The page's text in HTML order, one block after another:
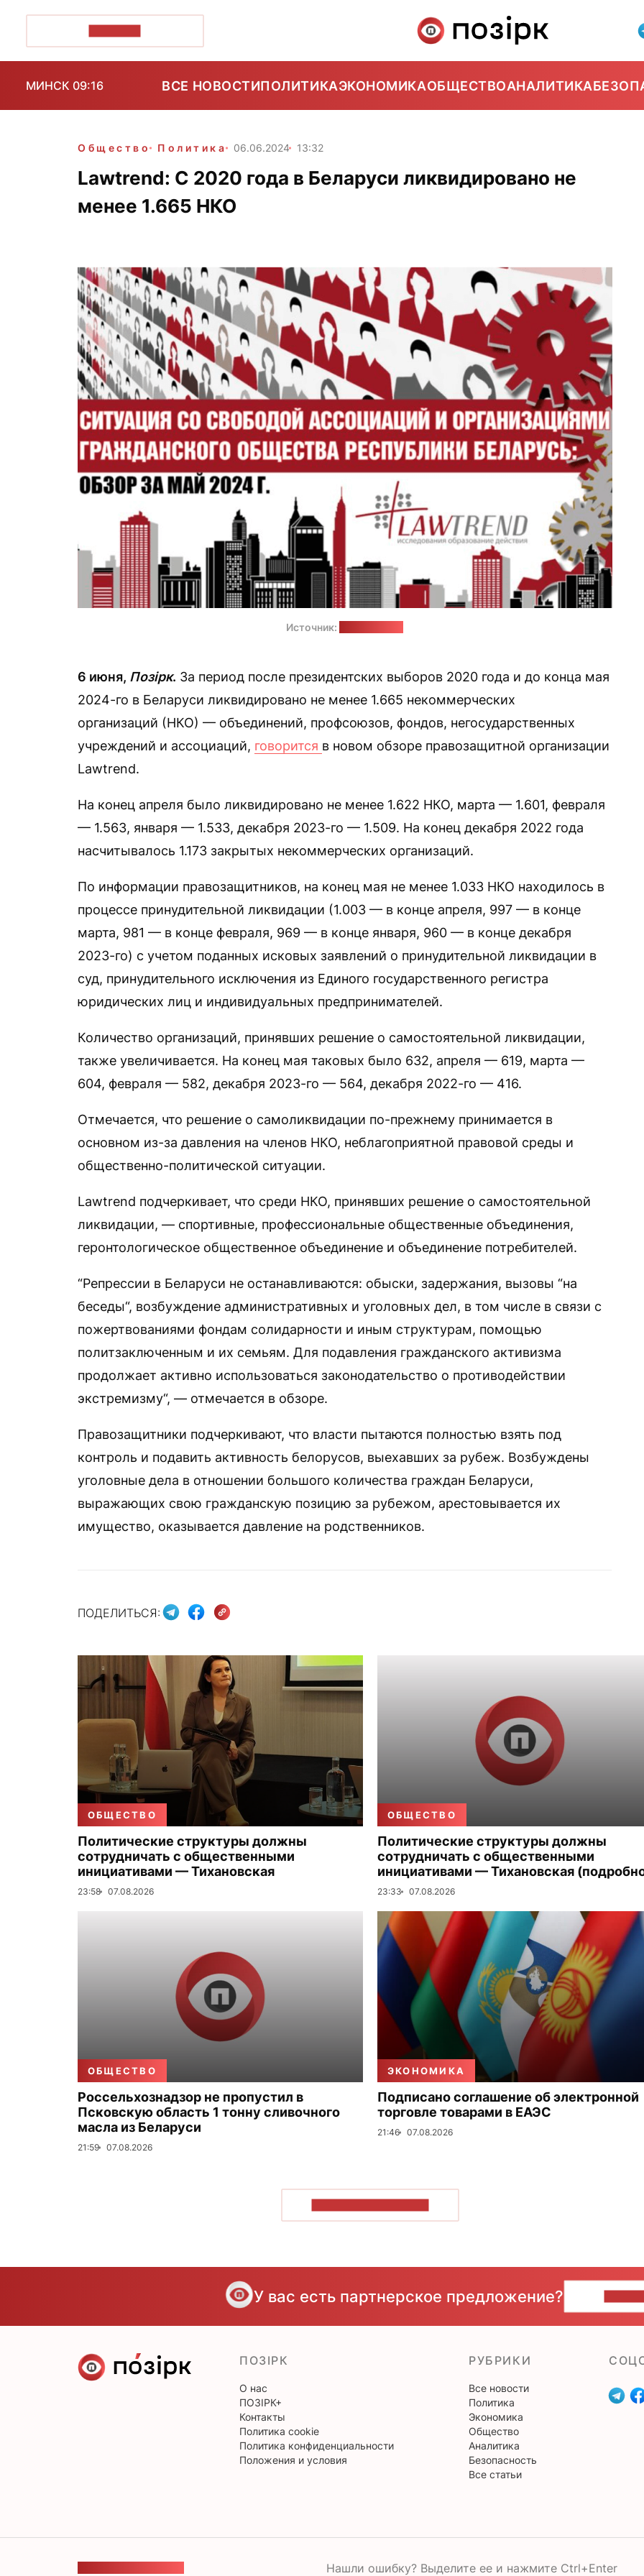
МИНСК 09:16 ВСЕ НОВОСТИПОЛИТИКАЭКОНОМИКАОБЩЕСТВОАНАЛИТИКА
Общество Политика 06.06.2024 13:32
Lawtrend: С 2020 года в Беларуси ликвидировано не
менее 1.665 НКО
Источник:
6 июня, Позірк. За период после президентских выборов 2020 года и до конца мая
2024-го в Беларуси ликвидировано не менее 1.665 некоммерческих
организаций (НКО) — объединений, профсоюзов, фондов, негосударственных
учреждений и ассоциаций, говорится в новом обзоре правозащитной организации
Lawtrend.
На конец апреля было ликвидировано не менее 1.622 НКО, марта — 1.601, февраля
— 1.563, января — 1.533, декабря 2023-го — 1.509. На конец декабря 2022 года
насчитывалось 1.173 закрытых некоммерческих организаций.
По информации правозащитников, на конец мая не менее 1.033 НКО находилось в
процессе принудительной ликвидации (1.003 — в конце апреля, 997 — в конце
марта, 981 — в конце февраля, 969 — в конце января, 960 — в конце декабря
2023-го) с учетом поданных исковых заявлений о принудительной ликвидации в
суд, принудительного исключения из Единого государственного регистра
юридических лиц и индивидуальных предпринимателей.
Количество организаций, принявших решение о самостоятельной ликвидации,
также увеличивается. На конец мая таковых было 632, апреля — 619, марта —
604, февраля — 582, декабря 2023-го — 564, декабря 2022-го — 416.
Отмечается, что решение о самоликвидации по-прежнему принимается в
основном из-за давления на членов НКО, неблагоприятной правовой среды и
общественно-политической ситуации.
Lawtrend подчеркивает, что среди НКО, принявших решение о самостоятельной
ликвидации, — спортивные, профессиональные общественные объединения,
геронтологическое общественное объединение и объединение потребителей.
“Репрессии в Беларуси не останавливаются: обыски, задержания, вызовы “на
беседы“, возбуждение административных и уголовных дел, в том числе в связи с
пожертвованиями фондам солидарности и иным структурам, помощью
политзаключенным и их семьям. Для подавления гражданского активизма
продолжает активно использоваться законодательство о противодействии
экстремизму“, — отмечается в обзоре.
Правозащитники подчеркивают, что власти пытаются полностью взять под
контроль и подавить активность белорусов, выехавших за рубеж. Возбуждены
уголовные дела в отношении большого количества граждан Беларуси,
выражающих свою гражданскую позицию за рубежом, арестовывается их
имущество, оказывается давление на родственников.
ПОДЕЛИТЬСЯ:
ОБЩЕСТВО
Политические структуры должны
сотрудничать с общественными
инициативами — Тихановская
23:58 07.08.2026
ОБЩЕСТВО
Политические структуры должны
сотрудничать с общественными
инициативами — Тихановская
23:33 07.08.2026
ОБЩЕСТВО
Россельхознадзор не пропустил в
Псковскую область 1 тонну сливочного
масла из Беларуси
21:59 07.08.2026
ЭКОНОМИКА
Подписано соглашение об электронной
торговле товарами в ЕАЭС
21:46 07.08.2026
У вас есть партнерское предложение?
ПОЗІРК
О нас
ПОЗІРК+
Контакты
Политика cookie
Политика конфиденциальности
Положения и условия
РУБРИКИ
Все новости
Политика
Экономика
Общество
Аналитика
Безопасность
Все статьи
Нашли ошибку? Выделите ее и нажмите Ctrl+Enter